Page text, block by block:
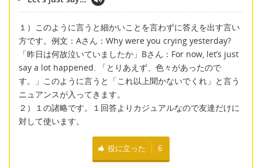
１）このように言うと細かいことを言わずに答えを出す言い
方です。例文：Aさん：Why were you crying yesterday?
「昨日は何故泣いていましたか」Bさん：For now, let’s just
say a lot happened. 「とりあえず、色々があったので
す。」このように言うと「これ以上聞かないでくれ」と言う
ニュアンスが入ってきます。
２）１の諸略です。１回答よりカジュアルなので友達だけに
対して使います。
役に立った 6